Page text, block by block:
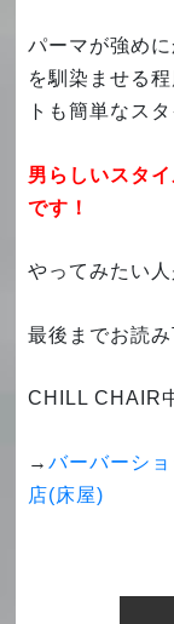
パーマが強め
を馴染ませる
トも簡単なス
男らしいスタ
です！
やってみたい人
最後までお読
CHILL CHAIR
→バーバーシ
店(床屋)